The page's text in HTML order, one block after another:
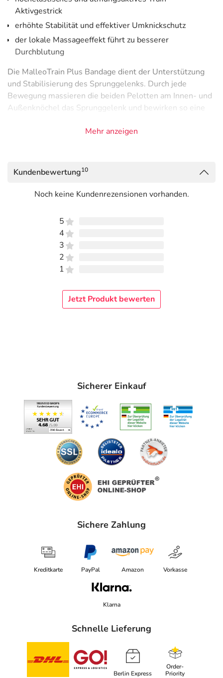
Aktivgestrick
erhöhte Stabilität und effektiver Umknickschutz
der lokale Massageeffekt führt zu besserer
Durchblutung
Die MalleoTrain Plus Bandage dient der Unterstützung
und Stabilisierung des Sprunggelenks. Durch jede
Bewegung massieren die beiden Pelotten am Innen- und
Außenknöchel das Sprunggelenk und bewirken so eine
werden Schmerzen gelindert und Schwellungen können
Gurtsystem bietet durch seine besondere Form die einem
Tapeverband ähnliche stabilisierende Wirkung.
Erhältlich in den Farben:
Fesselumfang (cm)
17 - 19
Jegliche Bandagen der Serie Train sind mit
Flüssigwaschmittel bei 30 °C in der Waschmaschine
waschbar. Folgende Punkte müssen beachtet werden:
Sind Klettgurte vorhanden, sollten diese vor dem
waschen entfernt, oder an der dafür vorgesehenen
Stelle angeklettet werden.
Pelotten oder Schienen sind vor dem Waschen zu
sowie ein Schleudergang von maximal 500 Umdrehungen
Regelmäßiges waschen erhält die Kompression des
Gestricks.
Adresse des Anbieters/Herstellers
Bauerfeind AG / Orthopädie
07937 Zeulenroda-Triebes
elektronische Adresse: https://www.bauerfeind.de/de |
info@bauerfeind.com
Mehr anzeigen
Kundenbewertung10
Noch keine Kundenrezensionen vorhanden.
5
4
3
2
1
Jetzt Produkt bewerten
Sicherer Einkauf
Sichere Zahlung
Kreditkarte PayPal Amazon Vorkasse
Klarna
Schnelle Lieferung
Berlin Express
Order-
Priority